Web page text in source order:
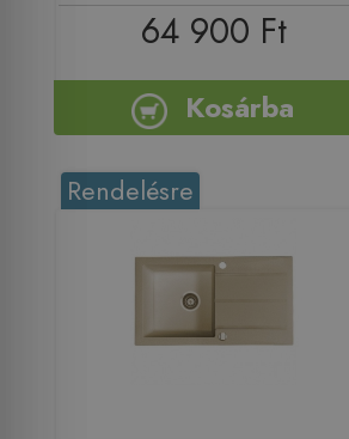
64 900 Ft
Kosárba
Rendelésre